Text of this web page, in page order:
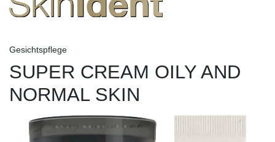
Gesichtspflege
SUPER CREAM OILY AND
NORMAL SKIN